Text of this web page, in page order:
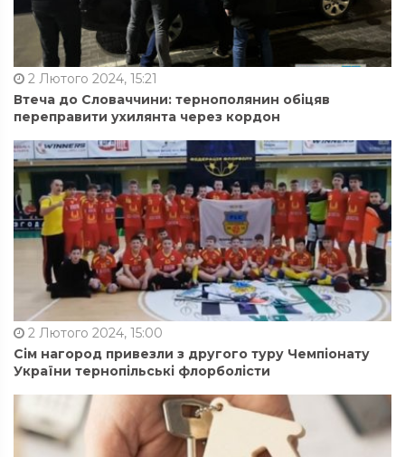
2 Лютого 2024, 15:21
Втеча до Словаччини: тернополянин обіцяв
переправити ухилянта через кордон
2 Лютого 2024, 15:00
Сім нагород привезли з другого туру Чемпіонату
України тернопільські флорболісти